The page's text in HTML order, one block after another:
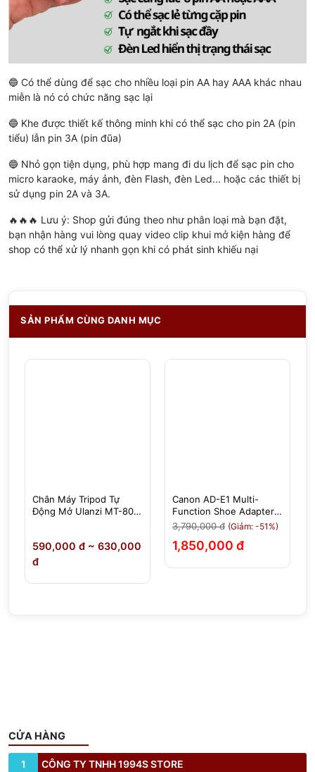
🔵 Có thể dùng để sạc cho nhiều loại pin AA hay AAA khác nhau
miễn là nó có chức năng sạc lại
🔵 Khe được thiết kế thông minh khi có thể sạc cho pin 2A (pin
tiểu) lẫn pin 3A (pin đũa)
🔵 Nhỏ gọn tiện dụng, phù hợp mang đi du lịch để sạc pin cho
micro karaoke, máy ảnh, đèn Flash, đèn Led... hoặc các thiết bị
sử dụng pin 2A và 3A.
🔥🔥🔥 Lưu ý: Shop gửi đúng theo như phân loại mà bạn đặt,
bạn nhận hàng vui lòng quay video clip khui mở kiện hàng để
shop có thể xử lý nhanh gọn khi có phát sinh khiếu nại
SẢN PHẨM CÙNG DANH MỤC
Focus Ring Tab Chính
Hãng 7Artisans - Giúp
89,999 đ ~ 419,000 đ
Kodak Charmera Digital
Camera Blind Box - Máy
Ảnh Móc Chìa Khóa
839,000 đ
CỬA HÀNG
1 CÔNG TY TNHH 1994S STORE